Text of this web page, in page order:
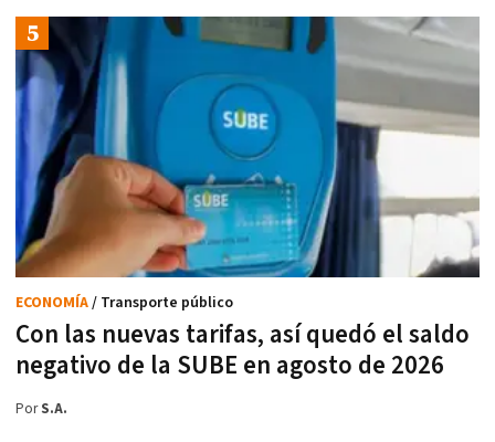
Con las nuevas tarifas, así quedó el saldo
negativo de la SUBE en agosto de 2026
ECONOMÍA/ Transporte público
PorS.A.